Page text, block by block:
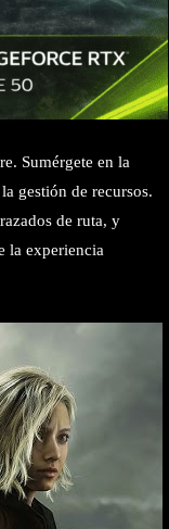
Sumérgete en la
gestión de recursos.
de ruta, y
la experiencia